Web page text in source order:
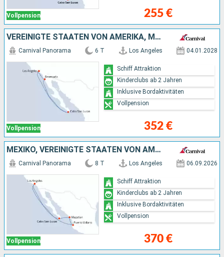
Vollpension 255 €
VEREINIGTE STAATEN VON AMERIKA, MEXIKO
Vollpension
Carnival Panorama 6 T Los Angeles 04.01.2028
352 €
Schiff Attraktion
Kinderclubs ab 2 Jahren
Inklusive Bordaktivitäten
Vollpension
MEXIKO, VEREINIGTE STAATEN VON AMERIKA
Vollpension
Carnival Panorama 8 T Los Angeles 06.09.2026
370 €
Schiff Attraktion
Kinderclubs ab 2 Jahren
Inklusive Bordaktivitäten
Vollpension